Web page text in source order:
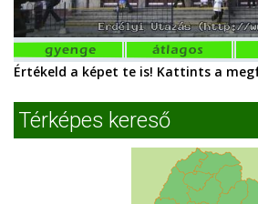
Értékeld a képet te is! Kattints a
Térképes kereső